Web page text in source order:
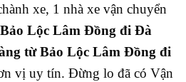
xe, 1 nhà xe vận chuyển
Lộc Lâm Đồng đi Đà
từ Bảo Lộc Lâm Đồng đi
vị uy tín. Đừng lo đã có Vận